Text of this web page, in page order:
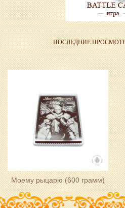
ПОСЛЕДНИЕ
Моему рыцарю (600 грамм)